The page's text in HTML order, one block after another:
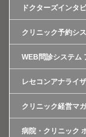
ドクターズインタ
クリニック予約シ
WEB問診システム
レセコンアナライ
クリニック経営マ
病院・クリニック